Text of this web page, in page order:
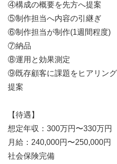
④構成の概要を先方へ提案
⑤制作担当へ内容の引継ぎ
⑥制作担当が制作(1週間程度)
⑦納品
⑧運用と効果測定
⑨既存顧客に課題をヒアリン
提案
【待遇】
想定年収：300万円〜330万円
月給：240,000円〜250,000円
社会保険完備